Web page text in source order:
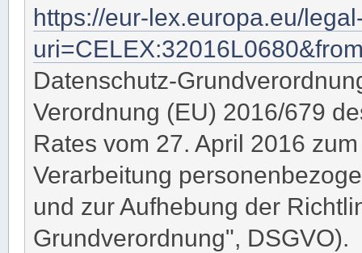
https://eur-lex.europa.eu/
Datenschutz-
Verordnung (EU) 2016/679
Rates vom 27. April 2016
Verarbeitung
und zur Aufhebung der
Grundverordnung", DSGVO).